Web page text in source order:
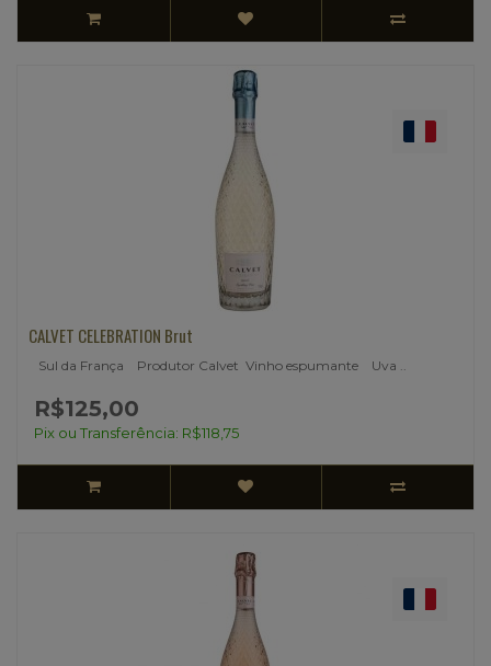
CALVET CELEBRATION Brut
Sul da França Produtor Calvet Vinho espumante Uva ..
R$125,00
Pix ou Transferência: R$118,75